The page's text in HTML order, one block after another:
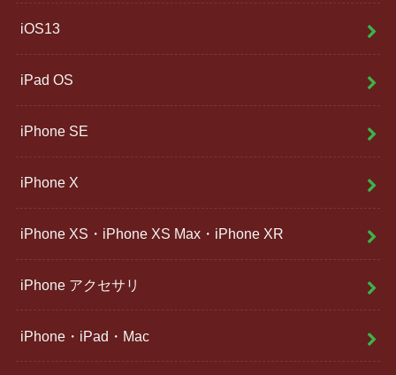
iOS13
iPad OS
iPhone SE
iPhone X
iPhone XS・iPhone XS Max・iPhone XR
iPhone アクセサリ
iPhone・iPad・Mac